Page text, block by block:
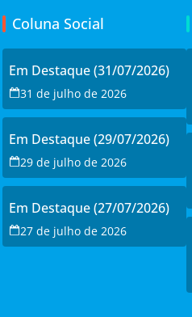
Coluna Social
Em Destaque (31/07/2026)
31 de julho de 2026
Em Destaque (29/07/2026)
29 de julho de 2026
Em Destaque (27/07/2026)
27 de julho de 2026